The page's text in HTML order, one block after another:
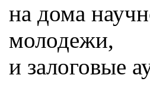
на дома
молодежи,
и залоговые